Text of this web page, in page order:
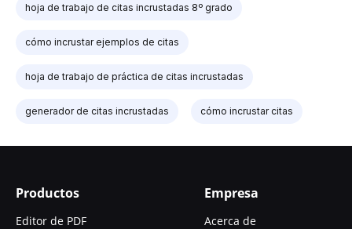
hoja de trabajo de citas incrustadas 8º grado
cómo incrustar ejemplos de citas
hoja de trabajo de práctica de citas incrustadas
generador de citas incrustadas cómo incrustar citas
Productos
Editor de PDF
Empresa
Acerca de